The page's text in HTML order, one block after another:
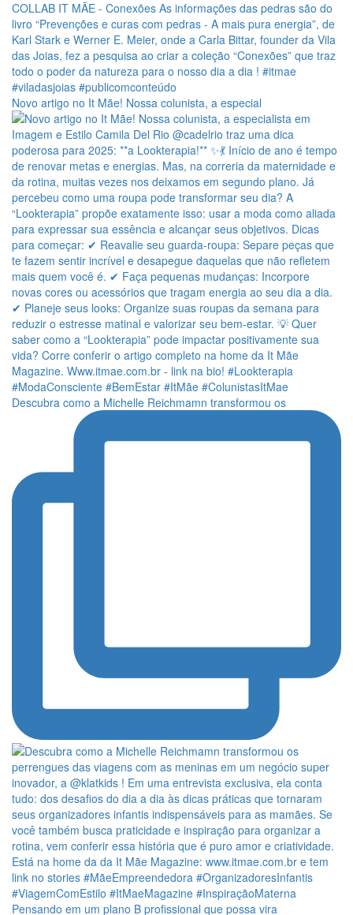
Novo artigo no It Mãe! Nossa colunista, a especial
Descubra como a Michelle Reichmamn transformou os
Pensando em um plano B profissional que possa vira